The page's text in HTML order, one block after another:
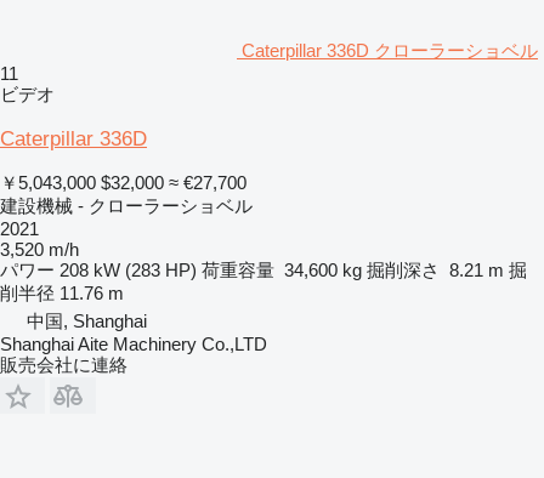
Caterpillar 336D クローラーショベル
11
ビデオ
Caterpillar 336D
￥5,043,000 $32,000 ≈ €27,700
建設機械 - クローラーショベル
2021
3,520 m/h
パワー 208 kW (283 HP) 荷重容量 34,600 kg 掘削深さ 8.21 m 掘
削半径 11.76 m
中国, Shanghai
Shanghai Aite Machinery Co.,LTD
販売会社に連絡